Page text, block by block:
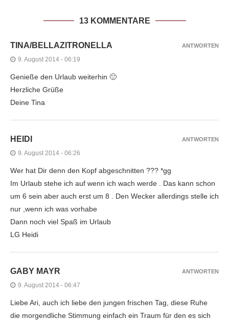
13 KOMMENTARE
TINA/BELLAZITRONELLA
9. August 2014 - 06:19
Genieße den Urlaub weiterhin 🙂
Herzliche Grüße
Deine Tina
ANTWORTEN
HEIDI
9. August 2014 - 06:26
Wer hat Dir denn den Kopf abgeschnitten ??? *gg
Im Urlaub stehe ich auf wenn ich wach werde . Das kann schon
um 6 sein aber auch erst um 8 . Den Wecker allerdings stelle ich
nur ,wenn ich was vorhabe
Dann noch viel Spaß im Urlaub
LG Heidi
ANTWORTEN
GABY MAYR
9. August 2014 - 06:47
Liebe Ari, auch ich liebe den jungen frischen Tag, diese Ruhe
die morgendliche Stimmung einfach ein Traum für den es sich
ANTWORTEN